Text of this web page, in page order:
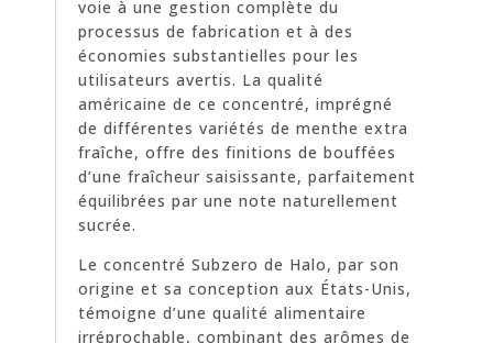
voie à une gestion complète du
processus de fabrication et à des
économies substantielles pour les
utilisateurs avertis. La qualité
américaine de ce concentré, imprégné
de différentes variétés de menthe extra
fraîche, offre des finitions de bouffées
d’une fraîcheur saisissante, parfaitement
équilibrées par une note naturellement
sucrée.
Le concentré Subzero de Halo, par son
origine et sa conception aux États-Unis,
témoigne d’une qualité alimentaire
irréprochable, combinant des arômes de